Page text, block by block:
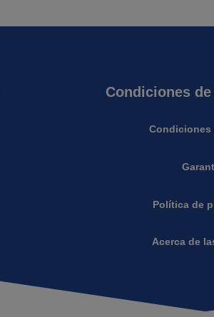
Condiciones
Condiciones
Política de
Acerca de